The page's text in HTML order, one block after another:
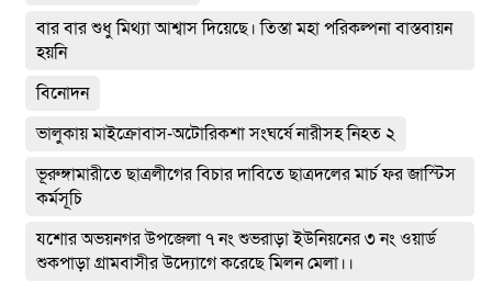
বার বার শুধু মিথ্যা আশ্বাস দিয়েছে। তিস্তা মহা পরিকল্পনা বাস্তবায়ন
হয়নি
বিনোদন
ভালুকায় মাইক্রোবাস-অটোরিকশা সংঘর্ষে নারীসহ নিহত ২
ভূরুঙ্গামারীতে ছাত্রলীগের বিচার দাবিতে ছাত্রদলের মার্চ ফর জাস্টিস
কর্মসূচি
যশোর অভয়নগর উপজেলা ৭ নং শুভরাড়া ইউনিয়নের ৩ নং ওয়ার্ড
শুকপাড়া গ্রামবাসীর উদ্যোগে করেছে মিলন মেলা।।